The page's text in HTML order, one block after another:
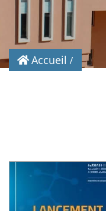
Accueil